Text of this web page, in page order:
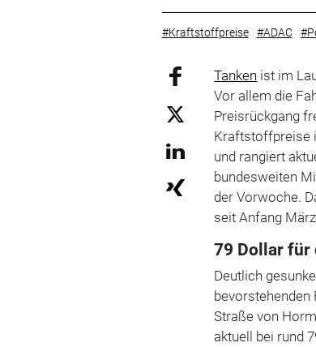
#Kraftstoffpreise #ADAC
Tanken ist im
Vor allem die
Preisrückgang
Kraftstoffpreise
und rangiert
bundesweiten
der Vorwoche.
seit Anfang
79 Dollar für
Deutlich
bevorstehenden
Straße von
aktuell bei rund